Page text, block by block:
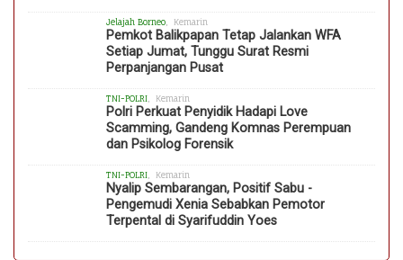
Jelajah Borneo , Kemarin
Pemkot Balikpapan Tetap Jalankan WFA
Setiap Jumat, Tunggu Surat Resmi
Perpanjangan Pusat
TNI-POLRI , Kemarin
Polri Perkuat Penyidik Hadapi Love
Scamming, Gandeng Komnas Perempuan
dan Psikolog Forensik
TNI-POLRI , Kemarin
Nyalip Sembarangan, Positif Sabu -
Pengemudi Xenia Sebabkan Pemotor
Terpental di Syarifuddin Yoes